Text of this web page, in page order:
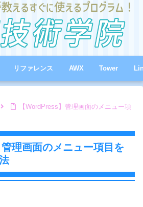
リファレンス AWX Tower
【WordPress】管理画面のメニュー項
理画面のメニュー項目を